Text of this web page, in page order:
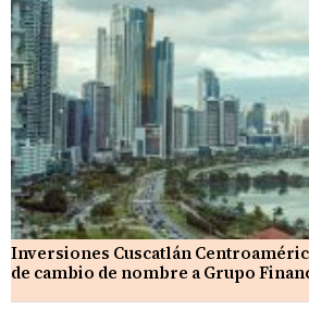
Inversiones Cuscatlán
de cambio de nombre a Grupo